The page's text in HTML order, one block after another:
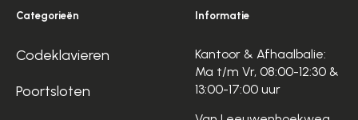
Categorieën
Codeklavieren
Poortsloten
Informatie
Kantoor & Afhaalbalie:
Ma t/m Vr, 08:00-12:30 &
13:00-17:00 uur